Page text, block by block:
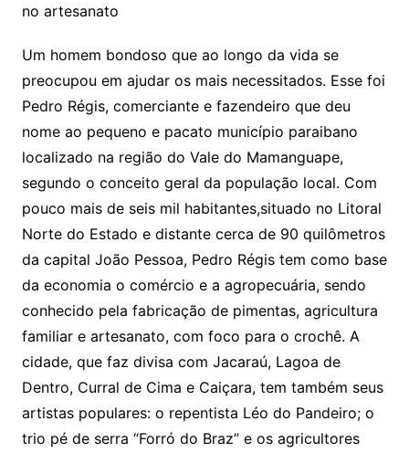
no artesanato
Um homem bondoso que ao longo da vida se
preocupou em ajudar os mais necessitados. Esse foi
Pedro Régis, comerciante e fazendeiro que deu
nome ao pequeno e pacato município paraibano
localizado na região do Vale do Mamanguape,
segundo o conceito geral da população local. Com
pouco mais de seis mil habitantes,situado no Litoral
Norte do Estado e distante cerca de 90 quilômetros
da capital João Pessoa, Pedro Régis tem como base
da economia o comércio e a agropecuária, sendo
conhecido pela fabricação de pimentas, agricultura
familiar e artesanato, com foco para o crochê. A
cidade, que faz divisa com Jacaraú, Lagoa de
Dentro, Curral de Cima e Caiçara, tem também seus
artistas populares: o repentista Léo do Pandeiro; o
trio pé de serra “Forró do Braz” e os agricultores